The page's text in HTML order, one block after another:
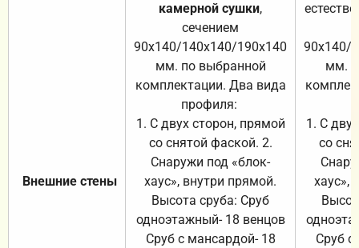
Внешние стены
камерной сушки,
сечением
90х140/140х140/190х140
мм. по выбранной
комплектации. Два вида
профиля:
1. С двух сторон, прямой
со снятой фаской. 2.
Снаружи под «блок-
хаус», внутри прямой.
Высота сруба: Сруб
одноэтажный- 18 венцов
Сруб с мансардой- 18
90х140/
мм.
1. С
со
хаус»,
Сруб с